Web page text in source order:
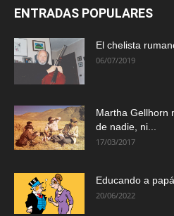
ENTRADAS POPULARES
El chelista
06/07/2019
Martha Gellhorn
de nadie, ni...
17/03/2017
Educando a papá
20/06/2022